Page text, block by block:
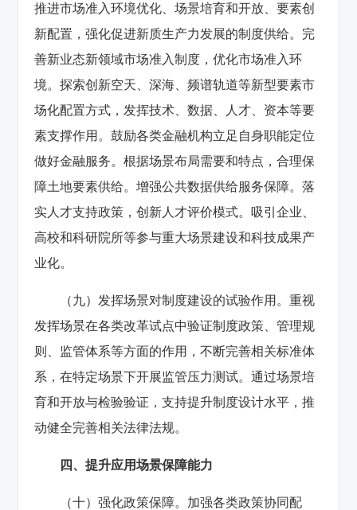
推进市场准入环境优化、场景培育和开放、要素创
新配置，强化促进新质生产力发展的制度供给。完
善新业态新领域市场准入制度，优化市场准入环
境。探索创新空天、深海、频谱轨道等新型要素市
场化配置方式，发挥技术、数据、人才、资本等要
素支撑作用。鼓励各类金融机构立足自身职能定位
做好金融服务。根据场景布局需要和特点，合理保
障土地要素供给。增强公共数据供给服务保障。落
实人才支持政策，创新人才评价模式。吸引企业、
高校和科研院所等参与重大场景建设和科技成果产
业化。
（九）发挥场景对制度建设的试验作用。重视
发挥场景在各类改革试点中验证制度政策、管理规
则、监管体系等方面的作用，不断完善相关标准体
系，在特定场景下开展监管压力测试。通过场景培
育和开放与检验验证，支持提升制度设计水平，推
动健全完善相关法律法规。
四、提升应用场景保障能力
（十）强化政策保障。加强各类政策协同配